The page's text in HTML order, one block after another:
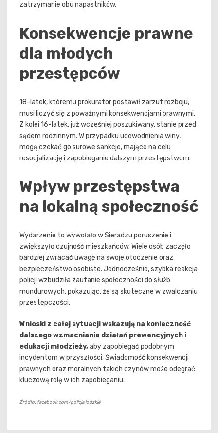
zatrzymanie obu napastników.
Konsekwencje prawne
dla młodych
przestępców
18-latek, któremu prokurator postawił zarzut rozboju,
musi liczyć się z poważnymi konsekwencjami prawnymi.
Z kolei 16-latek, już wcześniej poszukiwany, stanie przed
sądem rodzinnym. W przypadku udowodnienia winy,
mogą czekać go surowe sankcje, mające na celu
resocjalizację i zapobieganie dalszym przestępstwom.
Wpływ przestępstwa
na lokalną społeczność
Wydarzenie to wywołało w Sieradzu poruszenie i
zwiększyło czujność mieszkańców. Wiele osób zaczęło
bardziej zwracać uwagę na swoje otoczenie oraz
bezpieczeństwo osobiste. Jednocześnie, szybka reakcja
policji wzbudziła zaufanie społeczności do służb
mundurowych, pokazując, że są skuteczne w zwalczaniu
przestępczości.
Wnioski z całej sytuacji wskazują na konieczność
dalszego wzmacniania działań prewencyjnych i
edukacji młodzieży,aby zapobiegać podobnym
incydentom w przyszłości. Świadomość konsekwencji
prawnych oraz moralnych takich czynów może odegrać
kluczową rolę w ich zapobieganiu.
Źródło: facebook.com/policja.lodzkie